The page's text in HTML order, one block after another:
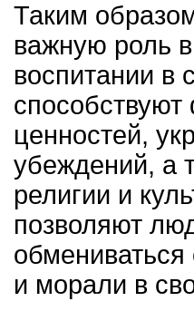
Таким
важную роль
воспитании в
ценностей,
убеждений, а
религии и
позволяют
и морали в